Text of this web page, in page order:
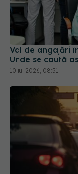
Val de angajări
Unde se caută
10 iul 2026, 08:51
Noi reguli
permisului de